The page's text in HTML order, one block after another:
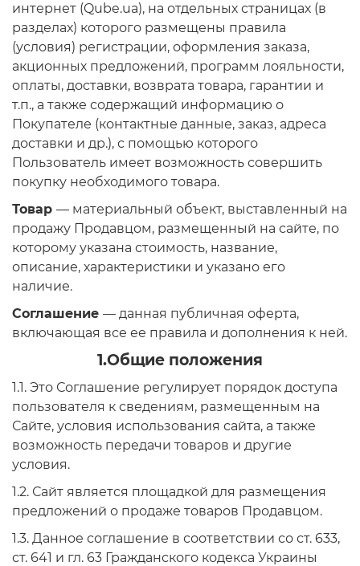
интернет (Qube.ua), на отдельных страницах (в
разделах) которого размещены правила
(условия) регистрации, оформления заказа,
акционных предложений, программ лояльности,
оплаты, доставки, возврата товара, гарантии и
т.п., а также содержащий информацию о
Покупателе (контактные данные, заказ, адреса
доставки и др.), с помощью которого
Пользователь имеет возможность совершить
покупку необходимого товара.
Товар — материальный объект, выставленный на
продажу Продавцом, размещенный на сайте, по
которому указана стоимость, название,
описание, характеристики и указано его
наличие.
Соглашение — данная публичная оферта,
включающая все ее правила и дополнения к ней.
1.Общие положения
1.1. Это Соглашение регулирует порядок доступа
пользователя к сведениям, размещенным на
Сайте, условия использования сайта, а также
возможность передачи товаров и другие
условия.
1.2. Сайт является площадкой для размещения
предложений о продаже товаров Продавцом.
1.3. Данное соглашение в соответствии со ст. 633,
ст. 641 и гл. 63 Гражданского кодекса Украины